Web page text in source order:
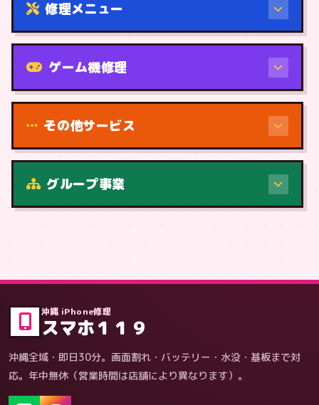
修理メニュー
機種から
症状・内容から
ゲーム機修理
その他サービス
グループ事業
沖縄 iPhone修理
スマホ１１９
沖縄全域・即日30分。画面割れ・バッテリー・水没・基板まで対
応。年中無休（営業時間は店舗により異なります）。